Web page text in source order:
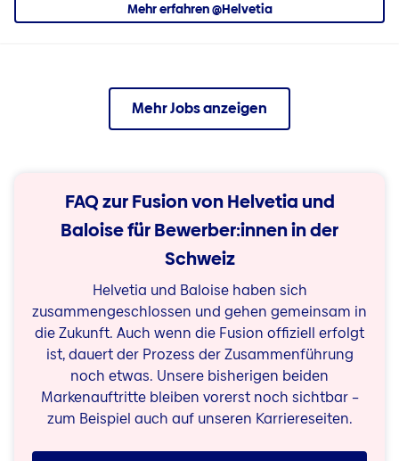
Mehr erfahren @Helvetia
Mehr Jobs anzeigen
FAQ zur Fusion von Helvetia und
Baloise für Bewerber:innen in der
Schweiz
Helvetia und Baloise haben sich
zusammengeschlossen und gehen gemeinsam in
die Zukunft. Auch wenn die Fusion offiziell erfolgt
ist, dauert der Prozess der Zusammenführung
noch etwas. Unsere bisherigen beiden
Markenauftritte bleiben vorerst noch sichtbar –
zum Beispiel auch auf unseren Karriereseiten.